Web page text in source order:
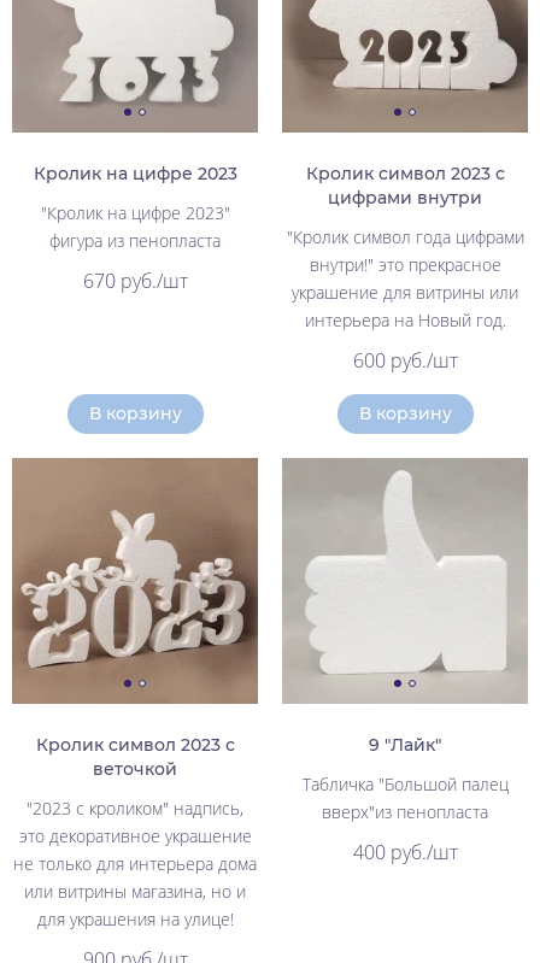
Кролик на цифре 2023
"Кролик на цифре 2023"
фигура из пенопласта
670 руб./шт
В корзину
Кролик символ 2023 с
цифрами внутри
"Кролик символ года цифрами
внутри!" это прекрасное
украшение для витрины или
интерьера на Новый год.
600 руб./шт
В корзину
Кролик символ 2023 с
веточкой
"2023 с кроликом" надпись,
это декоративное украшение
не только для интерьера дома
или витрины магазина, но и
для украшения на улице!
9 "Лайк"
Табличка "Большой палец
вверх"из пенопласта
400 руб./шт